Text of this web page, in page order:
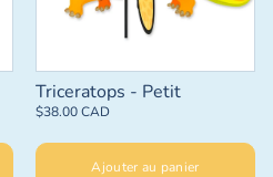
Triceratops - Petit
$38.00 CAD
Ajouter au panier